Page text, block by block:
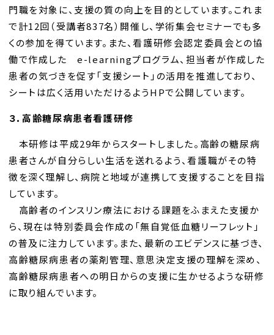
門職を対象に、支援の質の向上を目的としています。これま
で計12回（受講者837名）開催し、学術集会セミナーでも多
くの参加を得ています。また、看護研修会認定委員会との協
働で作成した e-learningプログラム、担当者が作成した
患者の気づきを促す「支援シート」の活用を推進しており、
シートは広く活用いただけるようHPで公開しています。
３．高齢糖尿病患者看護研修
本研修は平成29年からスタートしました。高齢の糖尿病
患者さんが自分らしい生活を送れるよう、看護職がその特
徴を深く理解し、病院と地域が連携して支援することを目指
しています。
高齢者のインスリン療法における課題をふまえた支援か
ら、現在は特別委員会作成の「無自覚低血糖リーフレット」
の普及に注力しています。また、最新のエビデンスに基づき、
高齢糖尿病患者の薬剤管理、意思決定支援の理解を深め、
高齢糖尿病患者への明日からの支援に生かせるような研修
に取り組んでいます。